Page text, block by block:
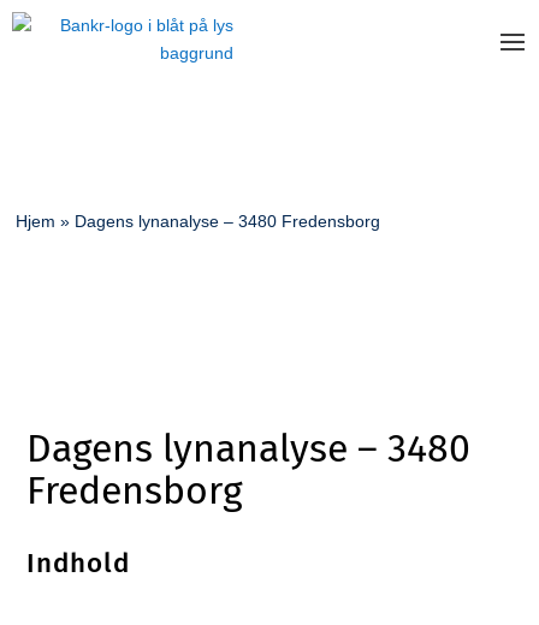
Hjem » Dagens lynanalyse – 3480 Fredensborg
Dagens lynanalyse – 3480
Fredensborg
Indhold